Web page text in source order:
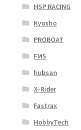
HSP RACING
Kyosho
PROBOAT
FMS
hubsan
X-Rider
Fastrax
HobbyTech